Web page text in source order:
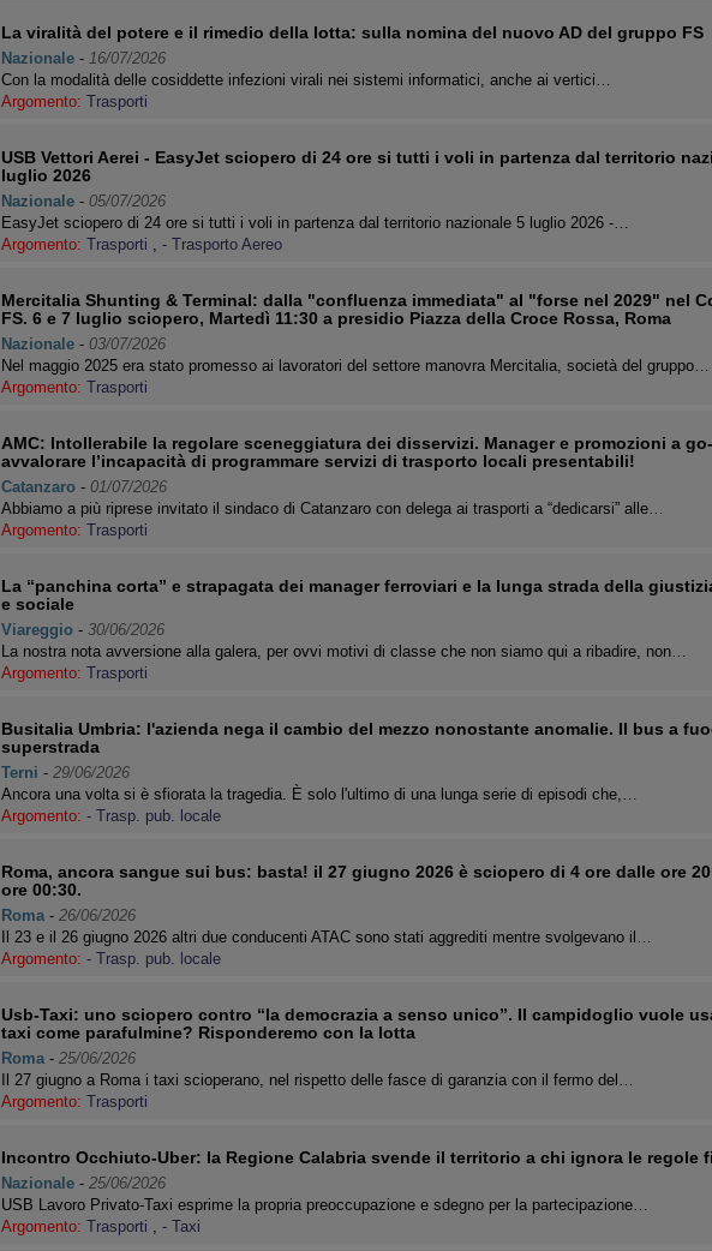
La viralità del potere e il rimedio della lotta: sulla nomina del nuovo AD del gruppo FS
Nazionale- 16/07/2026
Con la modalità delle cosiddette infezioni virali nei sistemi informatici, anche ai vertici…
Argomento: Trasporti
USB Vettori Aerei - EasyJet sciopero di 24 ore si tutti i voli in partenza dal territorio
luglio 2026
Nazionale- 05/07/2026
EasyJet sciopero di 24 ore si tutti i voli in partenza dal territorio nazionale 5 luglio 2026 -…
Argomento: Trasporti , - Trasporto Aereo
Mercitalia Shunting & Terminal: dalla "confluenza immediata" al "forse nel 2029" nel
FS. 6 e 7 luglio sciopero, Martedì 11:30 a presidio Piazza della Croce Rossa, Roma
Nazionale- 03/07/2026
Nel maggio 2025 era stato promesso ai lavoratori del settore manovra Mercitalia, società del gruppo…
Argomento: Trasporti
AMC: Intollerabile la regolare sceneggiatura dei disservizi. Manager e promozioni a
avvalorare l’incapacità di programmare servizi di trasporto locali presentabili!
Catanzaro- 01/07/2026
Abbiamo a più riprese invitato il sindaco di Catanzaro con delega ai trasporti a “dedicarsi” alle…
Argomento: Trasporti
La “panchina corta” e strapagata dei manager ferroviari e la lunga strada della
e sociale
Viareggio- 30/06/2026
La nostra nota avversione alla galera, per ovvi motivi di classe che non siamo qui a ribadire, non…
Argomento: Trasporti
Busitalia Umbria: l'azienda nega il cambio del mezzo nonostante anomalie. Il bus a
superstrada
Terni - 29/06/2026
Ancora una volta si è sfiorata la tragedia. È solo l'ultimo di una lunga serie di episodi che,…
Argomento: - Trasp. pub. locale
Roma, ancora sangue sui bus: basta! il 27 giugno 2026 è sciopero di 4 ore dalle ore
ore 00:30.
Roma- 26/06/2026
Il 23 e il 26 giugno 2026 altri due conducenti ATAC sono stati aggrediti mentre svolgevano il…
Argomento: - Trasp. pub. locale
Usb-Taxi: uno sciopero contro “la democrazia a senso unico”. Il campidoglio vuole
taxi come parafulmine? Risponderemo con la lotta
Roma- 25/06/2026
Il 27 giugno a Roma i taxi scioperano, nel rispetto delle fasce di garanzia con il fermo del…
Argomento: Trasporti
Incontro Occhiuto-Uber: la Regione Calabria svende il territorio a chi ignora le regole
Nazionale- 25/06/2026
USB Lavoro Privato-Taxi esprime la propria preoccupazione e sdegno per la partecipazione…
Argomento: Trasporti , - Taxi